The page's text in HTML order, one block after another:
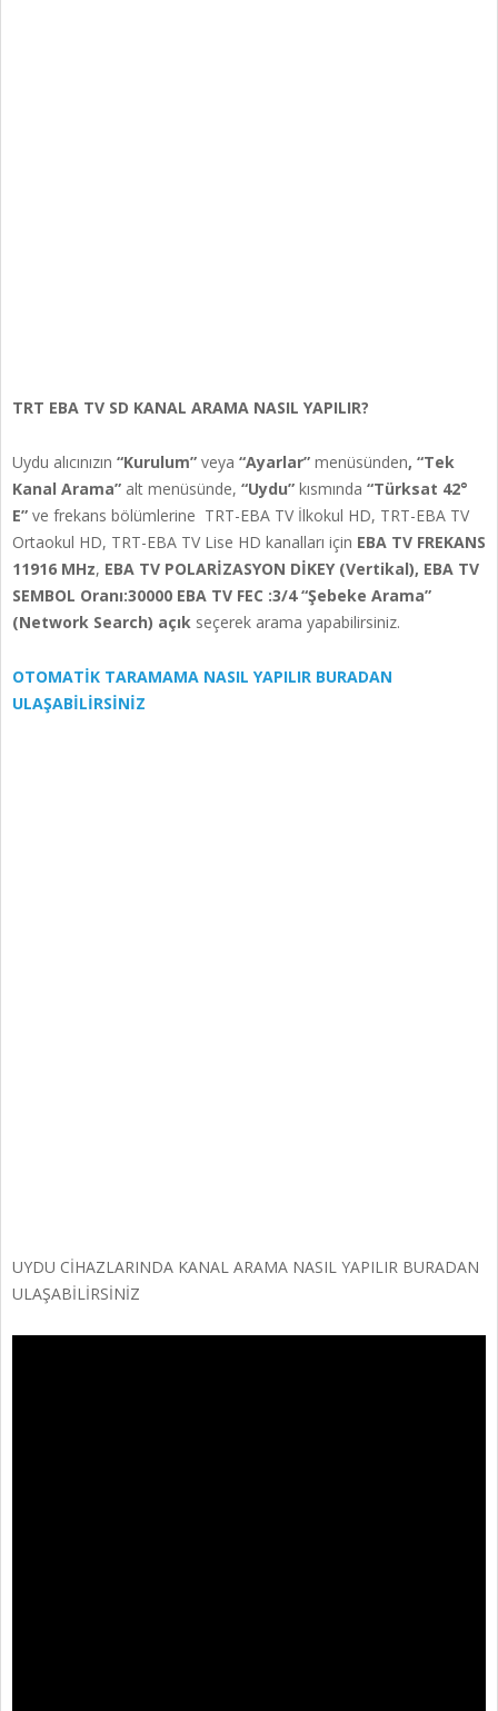
TRT EBA TV SD KANAL ARAMA NASIL YAPILIR?
Uydu alıcınızın “Kurulum” veya “Ayarlar” menüsünden, “Tek
Kanal Arama” alt menüsünde, “Uydu” kısmında “Türksat 42°
E” ve frekans bölümlerine TRT-EBA TV İlkokul HD, TRT-EBA TV
Ortaokul HD, TRT-EBA TV Lise HD kanalları için EBA TV FREKANS
11916 MHz, EBA TV POLARİZASYON DİKEY (Vertikal), EBA TV
SEMBOL Oranı:30000 EBA TV FEC :3/4 “Şebeke Arama”
(Network Search) açık seçerek arama yapabilirsiniz.
OTOMATİK TARAMAMA NASIL YAPILIR BURADAN
ULAŞABİLİRSİNİZ
UYDU CİHAZLARINDA KANAL ARAMA NASIL YAPILIR BURADAN
ULAŞABİLİRSİNİZ